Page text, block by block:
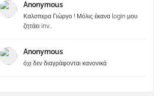
Anonymous
Καλσπερα Γιώργο ! Μόλις έκανα login μου
ζητάει inv...
Anonymous
όχι δεν διαγράφονται κανονικά